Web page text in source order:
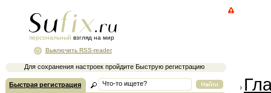
персональный взгляд на мир
Для сохранения настроек пройдите Быструю регистрацию
Выключить RSS-reader
Быстрая регистрация